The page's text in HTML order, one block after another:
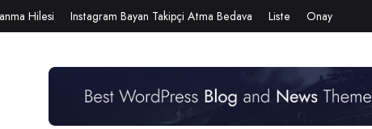
Hilesi Instagram Bayan Takipçi Atma Bedava Liste Onay